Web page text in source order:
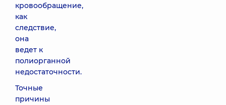
кровообращение,
как
следствие,
она
ведет к
полиорганной
недостаточности.
Точные
причины